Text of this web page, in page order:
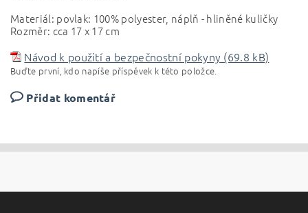
Materiál: povlak: 100% polyester, náplň - hliněné kuličky
Rozměr: cca 17 x 17 cm
Návod k použití a bezpečnostní pokyny (69.8 kB)
Buďte první, kdo napíše příspěvek k této položce.
Přidat komentář